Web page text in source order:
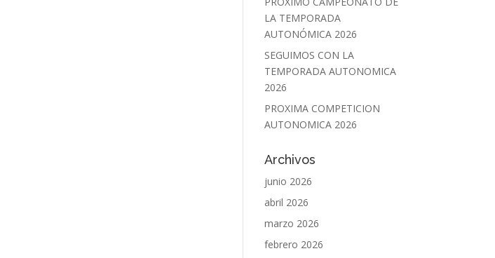
LA TEMPORADA
AUTONÓMICA 2026
SEGUIMOS CON LA
TEMPORADA AUTONOMICA
2026
PROXIMA COMPETICION
AUTONOMICA 2026
Archivos
junio 2026
abril 2026
marzo 2026
febrero 2026